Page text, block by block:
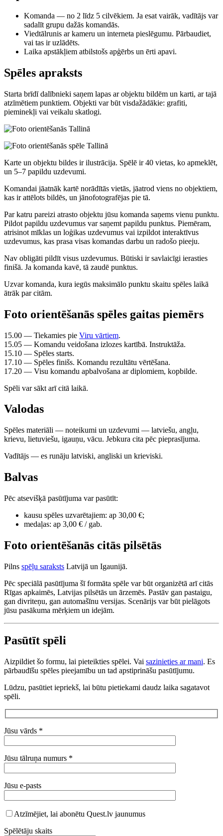
Komanda — no 2 līdz 5 cilvēkiem. Ja esat vairāk, vadītājs var
sadalīt grupu dažās komandās.
Viedtālrunis ar kameru un interneta pieslēgumu. Pārbaudiet,
vai tas ir uzlādēts.
Laika apstākļiem atbilstošs apģērbs un ērti apavi.
Spēles apraksts
Starta brīdī dalībnieki saņem lapas ar objektu bildēm un karti, ar tajā
atzīmētiem punktiem. Objekti var būt visdažādākie: grafiti,
pieminekļi vai veikalu skatlogi.
Karte un objektu bildes ir ilustrācija. Spēlē ir 40 vietas, ko apmeklēt,
un 5–7 papildu uzdevumi.
Komandai jāatnāk kartē norādītās vietās, jāatrod viens no objektiem,
kas ir attēlots bildēs, un jānofotografējas pie tā.
Par katru pareizi atrasto objektu jūsu komanda saņems vienu punktu.
Pildot papildu uzdevumus var saņemt papildu punktus. Piemēram,
atrisinot mīklas un loģikas uzdevumus vai izpildot interaktīvus
uzdevumus, kas prasa visas komandas darbu un radošo pieeju.
Nav obligāti pildīt visus uzdevumus. Būtiski ir savlaicīgi ierasties
finišā. Ja komanda kavē, tā zaudē punktus.
Uzvar komanda, kura iegūs maksimālo punktu skaitu spēles laikā
ātrāk par citām.
Foto orientēšanās spēles gaitas piemērs
15.00 — Tiekamies pie Viru vārtiem.
15.05 — Komandu veidošana izlozes kartībā. Instruktāža.
15.10 — Spēles starts.
17.10 — Spēles finišs. Komandu rezultātu vērtēšana.
17.20 — Visu komandu apbalvošana ar diplomiem, kopbilde.
Spēli var sākt arī citā laikā.
Valodas
Spēles materiāli — noteikumi un uzdevumi — latviešu, angļu,
krievu, lietuviešu, igauņu, vācu. Jebkura cita pēc pieprasījuma.
Vadītājs — es runāju latviski, angliski un krieviski.
Balvas
Pēc atsevišķā pasūtījuma var pasūtīt:
kausu spēles uzvarētajiem: ap 30,00 €;
medaļas: ap 3,00 € / gab.
Foto orientēšanās citās pilsētās
Pilns spēļu saraksts Latvijā un Igaunijā.
Pēc speciālā pasūtījuma šī formāta spēle var būt organizētā arī citās
Rīgas apkaimēs, Latvijas pilsētās un ārzemēs. Pastāv gan pastaigu,
gan divriteņu, gan automašīnu versijas. Scenārijs var būt pielāgots
jūsu pasākuma mērķiem un idejām.
Pasūtīt spēli
Aizpildiet šo formu, lai pieteikties spēlei. Vai sazinieties ar mani. Es
pārbaudīšu spēles pieejamību un tad apstiprināšu pasūtījumu.
Lūdzu, pasūtiet iepriekš, lai būtu pietiekami daudz laika sagatavot
spēli.
Jūsu vārds *
Jūsu tālruņa numurs *
Jūsu e-pasts
Atzīmējiet, lai abonētu Quest.lv jaunumus
Spēlētāju skaits